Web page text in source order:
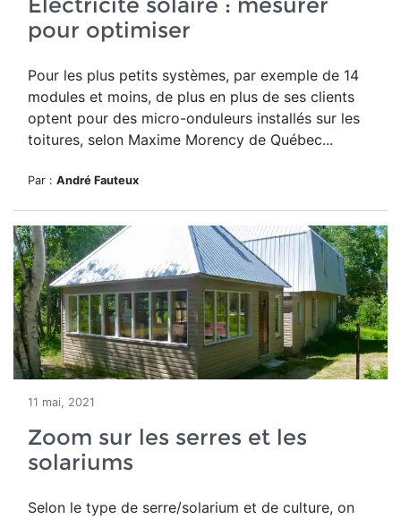
pour optimiser
Pour les plus petits systèmes, par exemple de 14
modules et moins, de plus en plus de ses clients
optent pour des micro-onduleurs installés sur les
toitures, selon Maxime Morency de Québec...
Par : André Fauteux
11 mai, 2021
Zoom sur les serres et les
solariums
Selon le type de serre/solarium et de culture, on